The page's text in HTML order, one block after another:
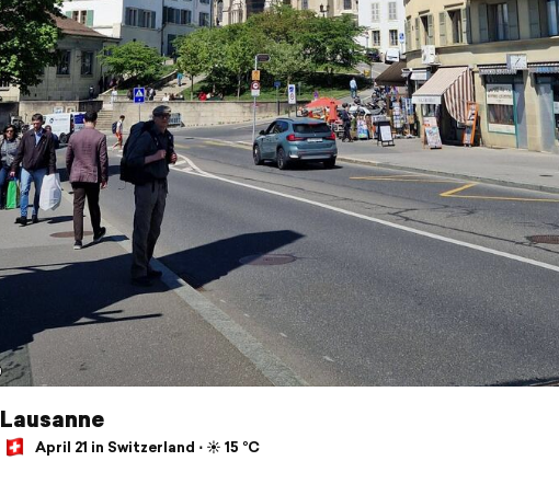
Lausanne
April 21 in Switzerland ⋅ ☀️ 15 °C